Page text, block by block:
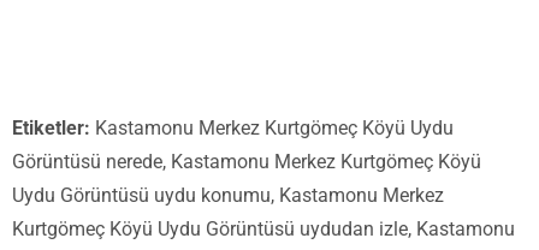
Etiketler: Kastamonu Merkez Kurtgömeç Köyü Uydu
Görüntüsü nerede, Kastamonu Merkez Kurtgömeç Köyü
Uydu Görüntüsü uydu konumu, Kastamonu Merkez
Kurtgömeç Köyü Uydu Görüntüsü uydudan izle, Kastamonu